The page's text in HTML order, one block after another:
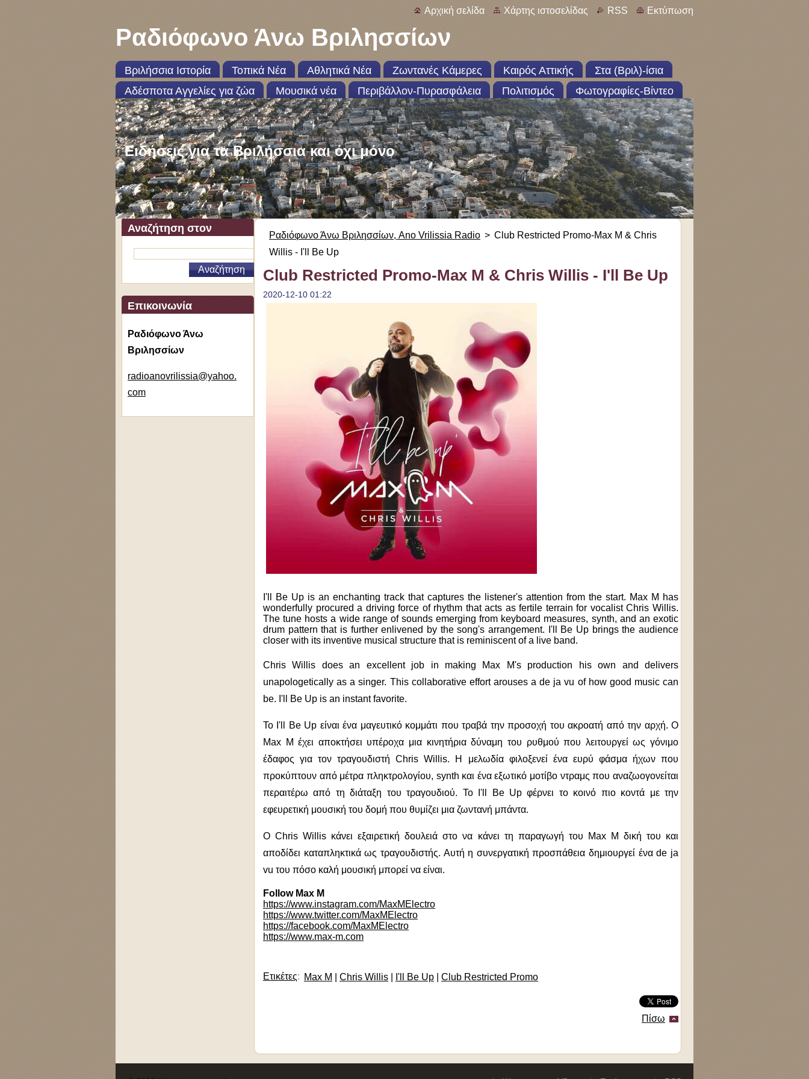
Αρχική σελίδα Χάρτης ιστοσελίδας RSS Εκτύπωση
Ραδιόφωνο Άνω Βριλησσίων
Βριλήσσια Ιστορία Τοπικά Νέα Αθλητικά Νέα Ζωντανές Κάμερες Καιρός Αττικής
Στα (Βριλ)-ίσια
Αδέσποτα Αγγελίες για ζώα
Μουσικά νέα Περιβάλλον-Πυρασφάλεια Πολιτισμός Φωτογραφίες-Βίντεο
Ειδήσεις για τα Βριλήσσια και όχι μόνο
Αναζήτηση στον
ιστότοπο
Επικοινωνία
Ραδιόφωνο Άνω
Βριλησσίων
radioanovrilissia@yahoo.
com
Ραδιόφωνο Άνω Βριλησσίων, Ano Vrilissia Radio > Club Restricted Promo-Max M & Chris
Willis - I'll Be Up
Club Restricted Promo-Max M & Chris Willis - I'll Be Up
2020-12-10 01:22
I'll Be Up is an enchanting track that captures the listener's attention from the start. Max M has
wonderfully procured a driving force of rhythm that acts as fertile terrain for vocalist Chris Willis.
The tune hosts a wide range of sounds emerging from keyboard measures, synth, and an exotic
drum pattern that is further enlivened by the song's arrangement. I'll Be Up brings the audience
closer with its inventive musical structure that is reminiscent of a live band.
Chris Willis does an excellent job in making Max M's production his own and delivers
unapologetically as a singer. This collaborative effort arouses a de ja vu of how good music can
be. I'll Be Up is an instant favorite.
Το I'll Be Up είναι ένα μαγευτικό κομμάτι που τραβά την προσοχή του ακροατή από την αρχή. Ο
Max M έχει αποκτήσει υπέροχα μια κινητήρια δύναμη του ρυθμού που λειτουργεί ως γόνιμο
έδαφος για τον τραγουδιστή Chris Willis.
Η μελωδία φιλοξενεί ένα ευρύ φάσμα ήχων που
προκύπτουν από μέτρα πληκτρολογίου, synth και ένα εξωτικό μοτίβο ντραμς που αναζωογονείται
περαιτέρω από τη διάταξη του τραγουδιού. Το I'll Be Up φέρνει το κοινό πιο κοντά με την
εφευρετική μουσική του δομή που θυμίζει μια ζωντανή μπάντα.
Ο Chris Willis κάνει εξαιρετική δουλειά στο να κάνει τη παραγωγή του Max M δική του και
αποδίδει καταπληκτικά ως τραγουδιστής. Αυτή η συνεργατική προσπάθεια δημιουργεί ένα de ja
vu του πόσο καλή μουσική μπορεί να είναι.
Follow Max M
https://www.instagram.com/MaxMElectro
https://www.twitter.com/MaxMElectro
https://facebook.com/MaxMElectro
https://www.max-m.com
Ετικέτες: Max M Chris Willis I'll Be Up Club Restricted Promo
Πίσω